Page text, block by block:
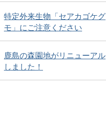
特定外来生物「セアカゴケグ
モ」にご注意ください
鹿島の森園地がリニューアル
しました！